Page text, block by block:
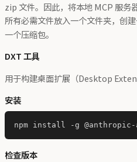
zip 文件。因此，将本地 MCP 服务
所有必需文件放入一个文件夹，创
一个压缩包。
DXT 工具
用于构建桌面扩展（Desktop
安装
检查版本